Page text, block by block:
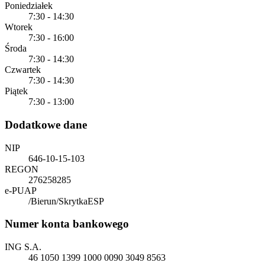
Poniedziałek
7:30 - 14:30
Wtorek
7:30 - 16:00
Środa
7:30 - 14:30
Czwartek
7:30 - 14:30
Piątek
7:30 - 13:00
Dodatkowe dane
NIP
646-10-15-103
REGON
276258285
e-PUAP
/Bierun/SkrytkaESP
Numer konta bankowego
ING S.A.
46 1050 1399 1000 0090 3049 8563